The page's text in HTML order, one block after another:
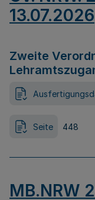
13.07.2026
Zweite
Seite 448
MB.NRW